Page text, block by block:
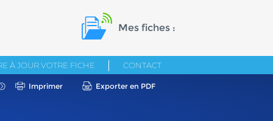
Mes fiches :
À JOUR VOTRE FICHE CONTACT
Imprimer Exporter en PDF